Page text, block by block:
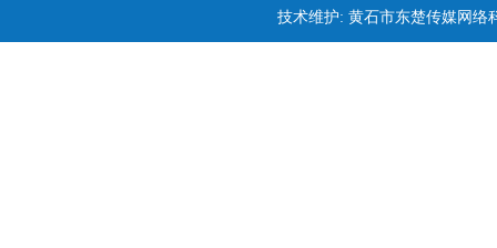
技术维护: 黄石市东楚传媒网络